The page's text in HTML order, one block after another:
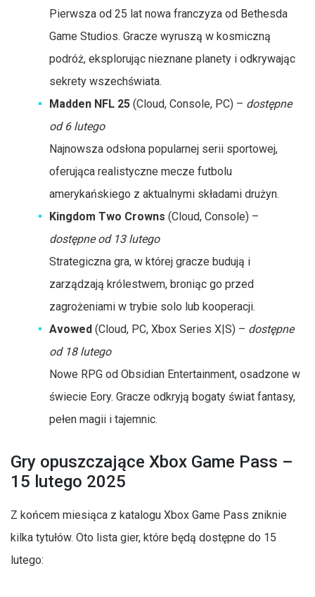
Pierwsza od 25 lat nowa franczyza od Bethesda
Game Studios. Gracze wyruszą w kosmiczną
podróż, eksplorując nieznane planety i odkrywając
sekrety wszechświata.
Madden NFL 25 (Cloud, Console, PC) – dostępne
od 6 lutego
Najnowsza odsłona popularnej serii sportowej,
oferująca realistyczne mecze futbolu
amerykańskiego z aktualnymi składami drużyn.
Kingdom Two Crowns (Cloud, Console) –
dostępne od 13 lutego
Strategiczna gra, w której gracze budują i
zarządzają królestwem, broniąc go przed
zagrożeniami w trybie solo lub kooperacji.
Avowed (Cloud, PC, Xbox Series X|S) – dostępne
od 18 lutego
Nowe RPG od Obsidian Entertainment, osadzone w
świecie Eory. Gracze odkryją bogaty świat fantasy,
pełen magii i tajemnic.
Gry opuszczające Xbox Game Pass –
15 lutego 2025
Z końcem miesiąca z katalogu Xbox Game Pass zniknie
kilka tytułów. Oto lista gier, które będą dostępne do 15
lutego: